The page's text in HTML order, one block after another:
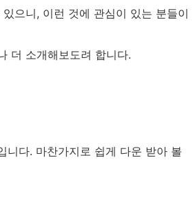
으니, 이런 것에 관심이 있는 분들이
더 소개해보도려 합니다.
니다. 마찬가지로 쉽게 다운 받아 볼